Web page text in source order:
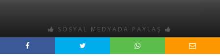
SOSYAL MEDYADA PAYLAŞ